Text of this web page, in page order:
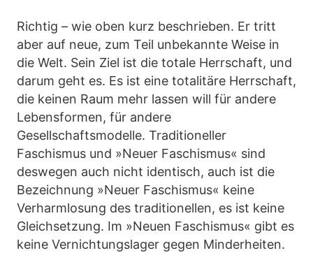
Richtig – wie oben kurz beschrieben. Er tritt
aber auf neue, zum Teil unbekannte Weise in
die Welt. Sein Ziel ist die totale Herrschaft, und
darum geht es. Es ist eine totalitäre Herrschaft,
die keinen Raum mehr lassen will für andere
Lebensformen, für andere
Gesellschaftsmodelle. Traditioneller
Faschismus und »Neuer Faschismus« sind
deswegen auch nicht identisch, auch ist die
Bezeichnung »Neuer Faschismus« keine
Verharmlosung des traditionellen, es ist keine
Gleichsetzung. Im »Neuen Faschismus« gibt es
keine Vernichtungslager gegen Minderheiten.